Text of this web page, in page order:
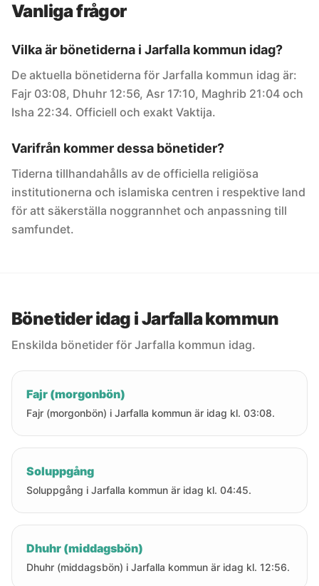
Vanliga frågor
Vilka är bönetiderna i Jarfalla kommun idag?
De aktuella bönetiderna för Jarfalla kommun idag är:
Fajr 03:08, Dhuhr 12:56, Asr 17:10, Maghrib 21:04 och
Isha 22:34. Officiell och exakt Vaktija.
Varifrån kommer dessa bönetider?
Tiderna tillhandahålls av de officiella religiösa
institutionerna och islamiska centren i respektive land
för att säkerställa noggrannhet och anpassning till
samfundet.
Bönetider idag i Jarfalla kommun
Enskilda bönetider för Jarfalla kommun idag.
Fajr (morgonbön)
Fajr (morgonbön) i Jarfalla kommun är idag kl. 03:08.
Soluppgång
Soluppgång i Jarfalla kommun är idag kl. 04:45.
Dhuhr (middagsbön)
Dhuhr (middagsbön) i Jarfalla kommun är idag kl. 12:56.